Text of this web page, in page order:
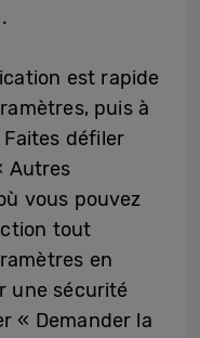
est rapide
puis à
défiler
Autres
vous pouvez
tout
en
une sécurité
« Demander la